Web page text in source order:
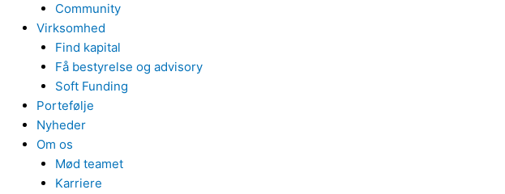
Community
Virksomhed
Find kapital
Få bestyrelse og advisory
Soft Funding
Portefølje
Nyheder
Om os
Mød teamet
Karriere